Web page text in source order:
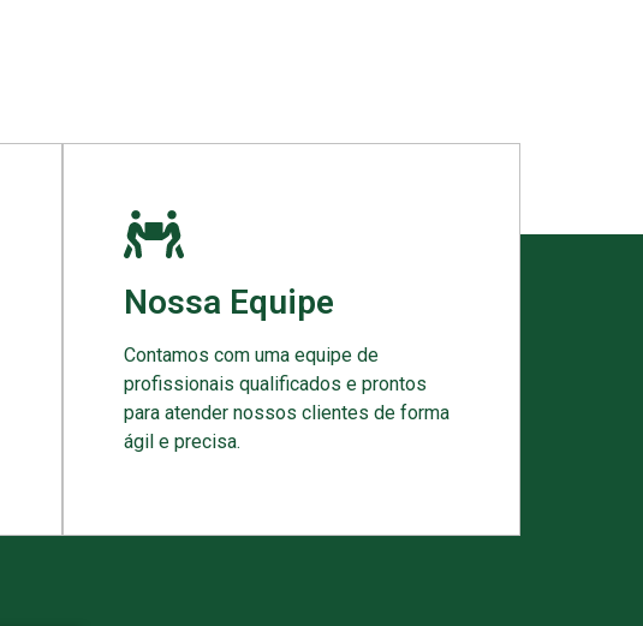
Nossa Equipe
Contamos com uma equipe de
profissionais qualificados e prontos
para atender nossos clientes de forma
ágil e precisa.